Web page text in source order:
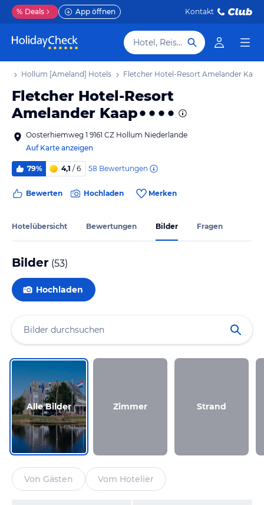
% Deals App öffnen Kontakt
Hotel, Reiseziel
Hollum [Ameland] Hotels Fletcher Hotel-Resort Amelander Kaap
Fletcher Hotel-Resort
Amelander Kaap
Oosterhiemweg 1 9161 CZ Hollum Niederlande
Auf Karte anzeigen
79% 4,1 / 6 58 Bewertungen
Bewerten Hochladen Merken
Hotelübersicht Bewertungen Bilder Fragen
Bilder (53)
Hochladen
Alle Bilder Zimmer Strand
Von Gästen Vom Hotelier